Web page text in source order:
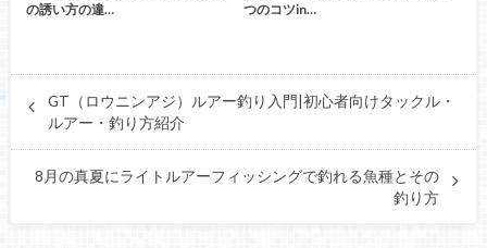
の誘い方の違…
つのコツin…
GT（ロウニンアジ）ルアー釣り入門|初心者向けタックル・
ルアー・釣り方紹介
8月の真夏にライトルアーフィッシングで釣れる魚種とその
釣り方